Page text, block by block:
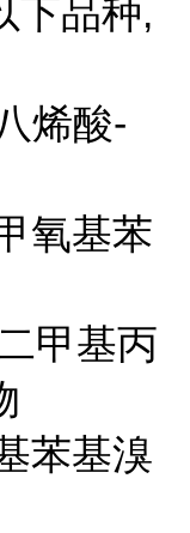
下品种,
烯酸-
氧基苯
甲基丙
苯基溴